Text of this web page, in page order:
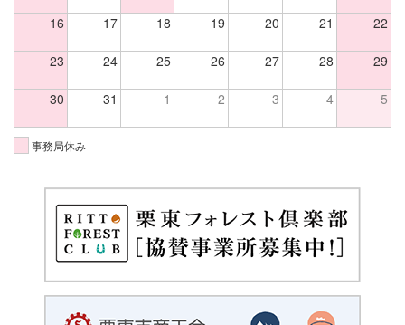
16 17 18 19 20 21 22
23 24 25 26 27 28 29
30 31 1 2 3 4 5
事務局休み